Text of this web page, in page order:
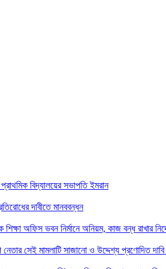
বিদ্যালয়ের সভাপতি ইমরান
দাবীতে মানববন্ধন
অফিস ভবন নির্মানে অনিয়ম, কাজ বন্ধ রাখার
নেতার সেই মামলাটি সাজানো ও উদ্দেশ্য প্রণোদিত